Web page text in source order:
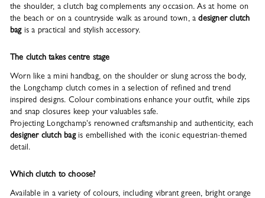
the shoulder, a clutch bag complements any occasion. As at home on
the beach or on a countryside walk as around town, adesigner clutch
bagis a practical and stylish accessory.
The clutch takes centre stage
Worn like a mini handbag, on the shoulder or slung across the body,
the Longchamp clutch comes in a selection of refined and trend
inspired designs. Colour combinations enhance your outfit, while zips
and snap closures keep your valuables safe.
Projecting Longchamp's renowned craftsmanship and authenticity, each
designer clutch bagis embellished with the iconic equestrian-themed
detail.
Which clutch to choose?
Available in a variety of colours, including vibrant green, bright orange